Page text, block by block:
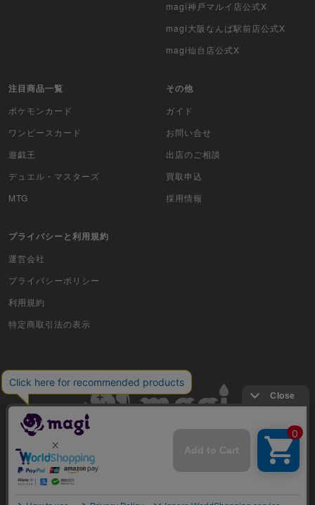
カードファイト!! ヴァンガード
WCCF
ムシキング
ドラゴンボールヒーローズ
スポーツ
アイカツ
アンジュ・ヴィエルジュ
イナズマイレブンTCG・イレブンプレカ
ガンバライジング
艦これアーケード
キングオブプロレスリング
magi神戸マルイ店公式X
magi大阪なんば駅前店公式X
magi仙台店公式X
注目商品一覧
ポケモンカード
ワンピースカード
遊戯王
デュエル・マスターズ
MTG
その他
ガイド
お問い合せ
出店のご相談
買取申込
採用情報
プライバシーと利用規約
運営会社
プライバシーポリシー
利用規約
特定商取引法の表示
古物商許可番号 株式会社ジラフ 東京都公安委員会 第303311606477号
COPYRIGHT © 2019 Jiraffe Inc.